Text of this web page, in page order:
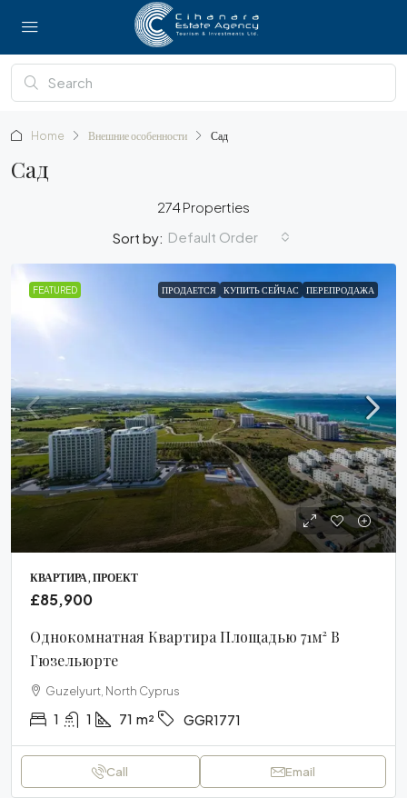
Home Внешние особенности Сад
Сад
274 Properties
Sort by: Default Order
FEATURED ПРОДАЕТСЯ КУПИТЬ СЕЙЧАС ПЕРЕПРОДАЖА
КВАРТИРА, ПРОЕКТ
£85,900
Однокомнатная Квартира Площадью 71м² В
Гюзельюрте
Guzelyurt, North Cyprus
1 1 71 m² GGR1771
Call Email